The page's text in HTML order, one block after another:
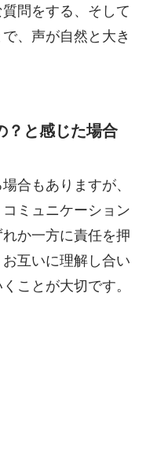
問をする、そして
、声が自然と大き
？と感じた場合
合もありますが、
ミュニケーション
か一方に責任を押
互いに理解し合い
ことが大切です。